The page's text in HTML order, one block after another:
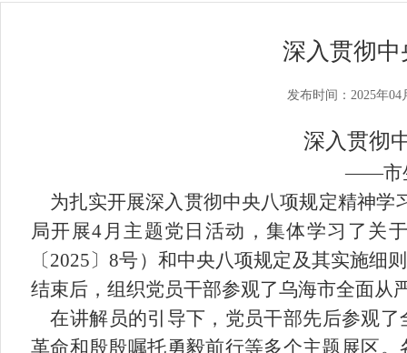
深入贯彻
发布时间：2025年04
深入贯彻
——市
为扎实开展深入贯彻中央八项规定精神学
局开展4月主题党日活动，集体学习了关
〔2025〕8号）和中央八项规定及其实施
结束后， 组织党员干部参观了乌海市全面从
在讲解员的引导下， 党员干部先后参观了
革命和殷殷嘱托勇毅前行等多个主题展区。